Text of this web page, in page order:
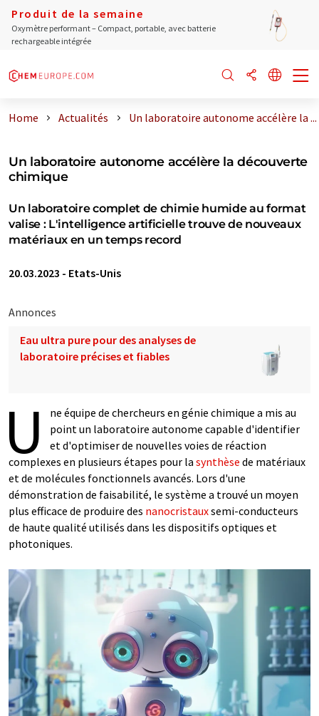
Produit de la semaine
Oxymètre performant – Compact, portable, avec batterie
rechargeable intégrée
Home Actualités Un laboratoire autonome accélère la ...
Un laboratoire autonome accélère la découverte
chimique
Un laboratoire complet de chimie humide au format
valise : L'intelligence artificielle trouve de nouveaux
matériaux en un temps record
20.03.2023 - Etats-Unis
Annonces
Eau ultra pure pour des analyses de
laboratoire précises et fiables
U
ne équipe de chercheurs en génie chimique a mis au
point un laboratoire autonome capable d'identifier
et d'optimiser de nouvelles voies de réaction
complexes en plusieurs étapes pour la synthèse de matériaux
et de molécules fonctionnels avancés. Lors d'une
démonstration de faisabilité, le système a trouvé un moyen
plus efficace de produire des nanocristauxsemi-conducteurs
de haute qualité utilisés dans les dispositifs optiques et
photoniques.